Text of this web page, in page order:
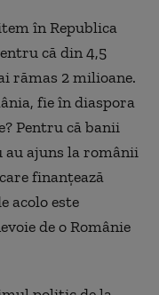
în Republica
că din 4,5
rămas 2 milioane.
fie în diaspora
Pentru că banii
ajuns la românii
finanțează
acolo este
de o Românie